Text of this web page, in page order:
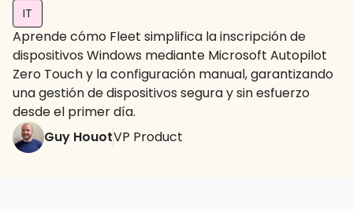
IT
Aprende cómo Fleet simplifica la inscripción de
dispositivos Windows mediante Microsoft Autopilot
Zero Touch y la configuración manual, garantizando
una gestión de dispositivos segura y sin esfuerzo
desde el primer día.
Guy HouotVP Product